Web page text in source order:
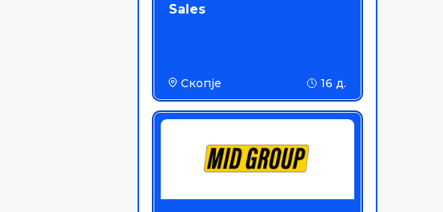
Sales
Скопје 16 д.